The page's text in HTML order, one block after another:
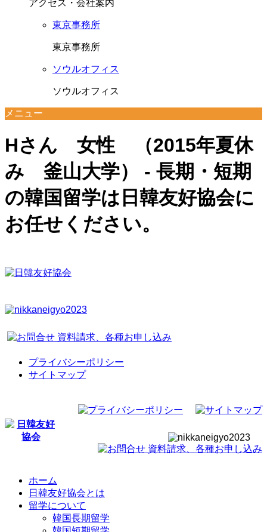
アクセス・会社案内
東京事務所
東京事務所
ソウルオフィス
ソウルオフィス
メニュー
Hさん 女性 （2015年夏休
み 釜山大学） - 長期・短期
の韓国留学は日韓友好協会に
お任せください。
プライバシーポリシー
サイトマップ
ホーム
日韓友好協会とは
留学について
韓国長期留学